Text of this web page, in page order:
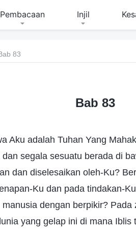
Pembacaan Injil
83
Bab 83
Aku adalah Tuhan Yang
segala sesuatu berada di
dan diselesaikan oleh-Ku?
Ku dan pada tindakan-
dengan berpikir?
yang gelap ini di mana